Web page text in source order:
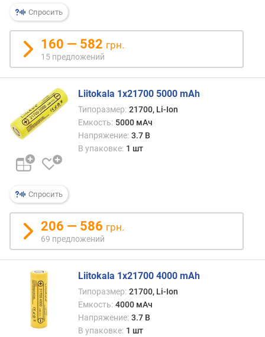
Спросить
160 — 582 грн.
15 предложений
Спросить
Liitokala 1x21700 5000 mAh
Типоразмер: 21700, Li-Ion
Емкость: 5000 мАч
Напряжение: 3.7 В
В упаковке: 1 шт
206 — 586 грн.
69 предложений
Liitokala 1x21700 4000 mAh
Типоразмер: 21700, Li-Ion
Емкость: 4000 мАч
Напряжение: 3.7 В
В упаковке: 1 шт